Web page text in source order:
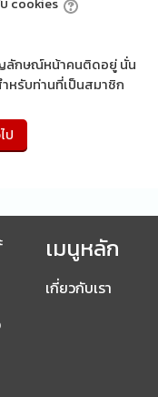
cookies
ญลักษณ์หน้าคนติดอยู่ นั่น
หรับท่านที่เป็นสมาชิก
เมนูหลัก
เกี่ยวกับเรา